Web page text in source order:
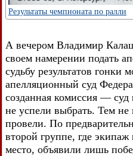
Результаты чемпионата по ралли
А вечером Владимир
своем намерении подать
судьбу результатов гонки
апелляционный суд
созданная комиссия —
не успели выбрать. Тем не
провели. По
второй группе, где экипаж
место, объявили лишь